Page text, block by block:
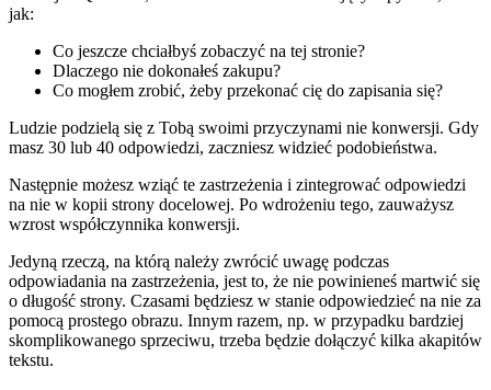
jak:
Co jeszcze chciałbyś zobaczyć na tej stronie?
Dlaczego nie dokonałeś zakupu?
Co mogłem zrobić, żeby przekonać cię do zapisania się?
Ludzie podzielą się z Tobą swoimi przyczynami nie konwersji. Gdy
masz 30 lub 40 odpowiedzi, zaczniesz widzieć podobieństwa.
Następnie możesz wziąć te zastrzeżenia i zintegrować odpowiedzi
na nie w kopii strony docelowej. Po wdrożeniu tego, zauważysz
wzrost współczynnika konwersji.
Jedyną rzeczą, na którą należy zwrócić uwagę podczas
odpowiadania na zastrzeżenia, jest to, że nie powinieneś martwić się
o długość strony. Czasami będziesz w stanie odpowiedzieć na nie za
pomocą prostego obrazu. Innym razem, np. w przypadku bardziej
skomplikowanego sprzeciwu, trzeba będzie dołączyć kilka akapitów
tekstu.